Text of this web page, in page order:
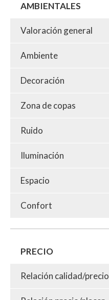
AMBIENTALES
Valoración general
Ambiente
Decoración
Zona de copas
Ruido
Iluminación
Espacio
Confort
PRECIO
Relación calidad/precio